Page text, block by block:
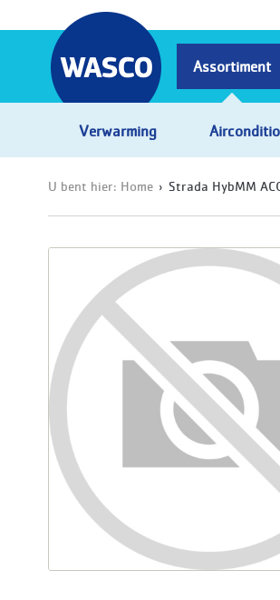
Assortiment
Verwarming
U bent hier: Home Strada HybMM